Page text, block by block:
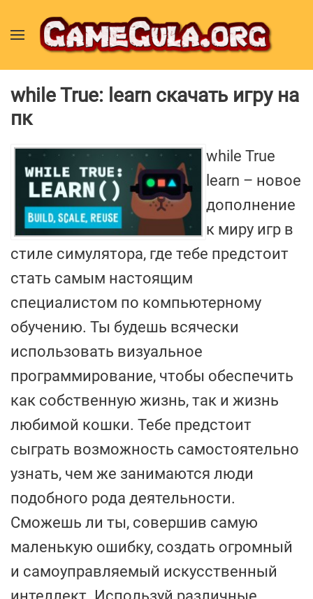
while True: learn скачать игру на
пк
while True
learn – новое
дополнение
к миру игр в
стиле симулятора, где тебе предстоит
стать самым настоящим
специалистом по компьютерному
обучению. Ты будешь всячески
использовать визуальное
программирование, чтобы обеспечить
как собственную жизнь, так и жизнь
любимой кошки. Тебе предстоит
сыграть возможность самостоятельно
узнать, чем же занимаются люди
подобного рода деятельности.
Сможешь ли ты, совершив самую
маленькую ошибку, создать огромный
и самоуправляемый искусственный